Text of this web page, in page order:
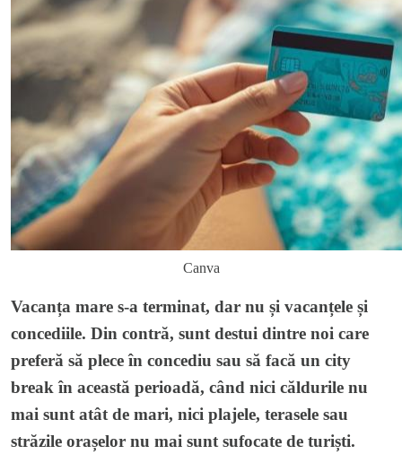
Canva
Vacanța mare s-a terminat, dar nu și vacanțele și
concediile. Din contră, sunt destui dintre noi care
preferă să plece în concediu sau să facă un city
break în această perioadă, când nici căldurile nu
mai sunt atât de mari, nici plajele, terasele sau
străzile orașelor nu mai sunt sufocate de turiști.